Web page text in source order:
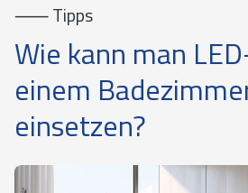
⸺ Tipps
Wie kann man
einem
einsetzen?